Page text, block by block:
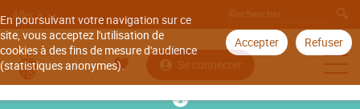
En poursuivant votre navigation sur ce
site, vous acceptez l'utilisation de
cookies à des fins de mesure d'audience
(statistiques anonymes).
Accepter Refuser
Aller à
Se connecter